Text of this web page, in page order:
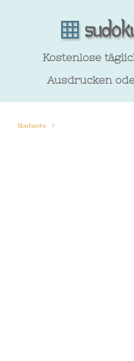
Kostenlose
Ausdrucken
Startseite